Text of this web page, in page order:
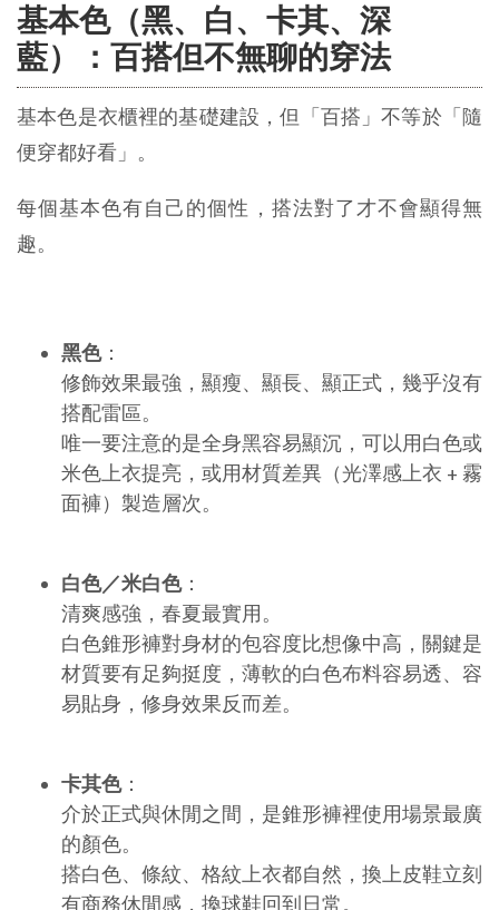
基本色（黑、白、卡其、深
藍）：百搭但不無聊的穿法
基本色是衣櫃裡的基礎建設，但「百搭」不等於「隨
便穿都好看」。
每個基本色有自己的個性，搭法對了才不會顯得無
趣。
黑色：
修飾效果最強，顯瘦、顯長、顯正式，幾乎沒有
搭配雷區。
唯一要注意的是全身黑容易顯沉，可以用白色或
米色上衣提亮，或用材質差異（光澤感上衣 + 霧
面褲）製造層次。
白色／米白色：
清爽感強，春夏最實用。
白色錐形褲對身材的包容度比想像中高，關鍵是
材質要有足夠挺度，薄軟的白色布料容易透、容
易貼身，修身效果反而差。
卡其色：
介於正式與休閒之間，是錐形褲裡使用場景最廣
的顏色。
搭白色、條紋、格紋上衣都自然，換上皮鞋立刻
有商務休閒感，換球鞋回到日常。